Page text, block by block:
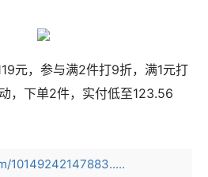
元，参与满2件打9折，满1元打
，下单2件，实付低至123.56
10149242147883.....